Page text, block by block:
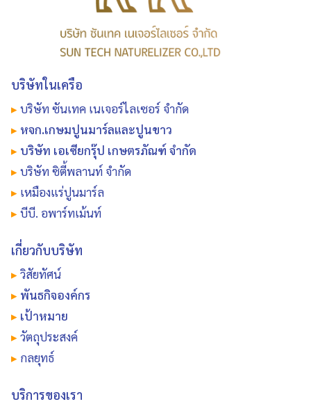
บริษัทในเครือ
▸บริษัท ซันเทค เนเจอร์ไลเซอร์ จำกัด
▸ หจก.เกษมปูนมาร์ลและปูนขาว
▸ บริษัท เอเซียกรุ๊ป เกษตรภัณฑ์ จำกัด
▸บริษัท ซิตี้พลานท์ จำกัด
▸ เหมืองแร่ปูนมาร์ล
▸บีบี. อพาร์ทเม้นท์
เกี่ยวกับบริษัท
▸วิสัยทัศน์
▸ พันธกิจองค์กร
▸ เป้าหมาย
▸วัตถุประสงค์
▸ กลยุทธ์
บริการของเรา